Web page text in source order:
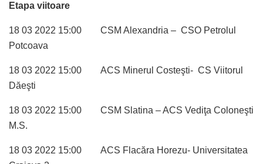
Etapa viitoare
18 03 2022 15:00 CSM Alexandria – CSO Petrolul
Potcoava
18 03 2022 15:00 ACS Minerul Costeşti- CS Viitorul
Dăeşti
18 03 2022 15:00 CSM Slatina – ACS Vediţa Coloneşti
M.S.
18 03 2022 15:00 ACS Flacăra Horezu- Universitatea